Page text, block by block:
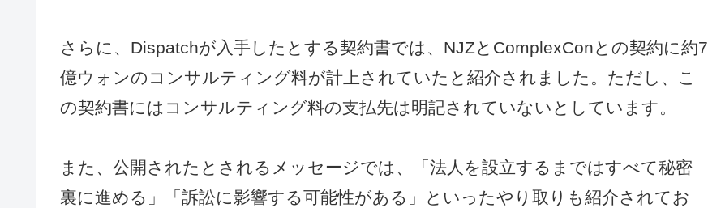
さらに、Dispatchが入手したとする契約書では、NJZとComplexConとの契約に約7
億ウォンのコンサルティング料が計上されていたと紹介されました。ただし、こ
の契約書にはコンサルティング料の支払先は明記されていないとしています。
また、公開されたとされるメッセージでは、「法人を設立するまではすべて秘密
裏に進める」「訴訟に影響する可能性がある」といったやり取りも紹介されてお